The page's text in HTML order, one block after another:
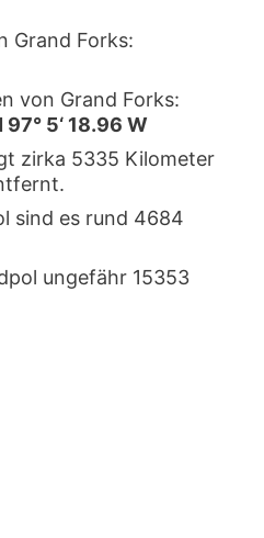
Grand Forks:
von Grand Forks:
97° 5‘ 18.96 W
zirka 5335 Kilometer
sind es rund 4684
ungefähr 15353